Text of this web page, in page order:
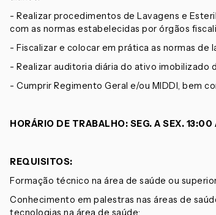
- Realizar procedimentos de Lavagens e
com as normas estabelecidas por órgãos
- Fiscalizar e colocar em prática as normas de
- Realizar auditoria diária do ativo imobilizado
- Cumprir Regimento Geral e/ou MIDDI, bem
HORÁRIO DE TRABALHO: SEG. A SEX.
REQUISITOS:
Formação técnico na área de saúde ou
Conhecimento em palestras nas áreas de
tecnologias na área de saúde;